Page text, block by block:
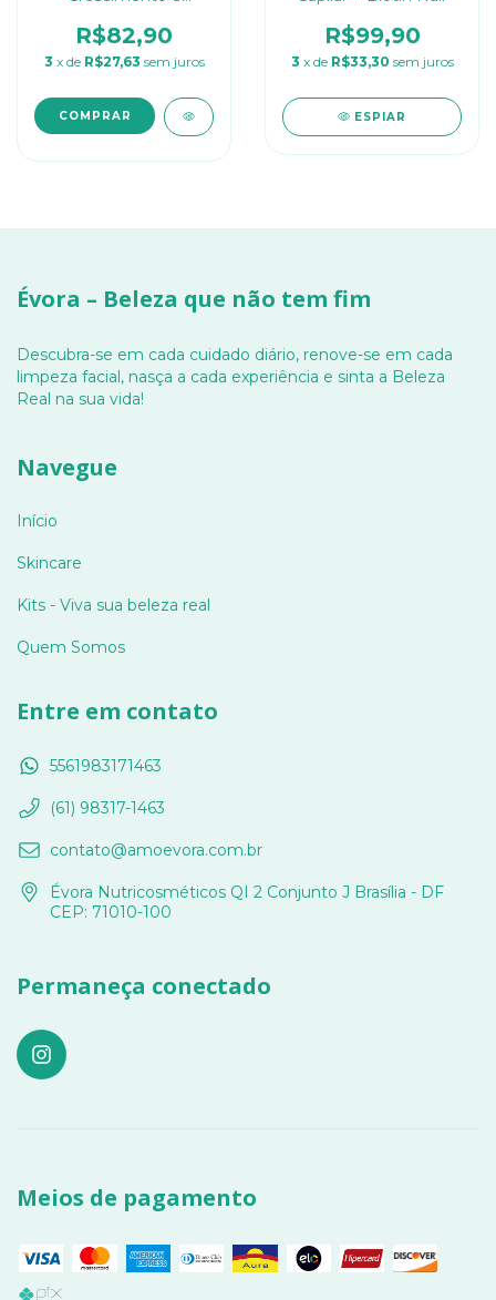
R$82,90
3 x de R$27,63 sem juros
R$99,90
3 x de R$33,30 sem juros
ESPIAR
Évora – Beleza que não tem fim
Descubra-se em cada cuidado diário, renove-se em cada
limpeza facial, nasça a cada experiência e sinta a Beleza
Real na sua vida!
Navegue
Início
Skincare
Kits - Viva sua beleza real
Quem Somos
Entre em contato
5561983171463
(61) 98317-1463
contato@amoevora.com.br
Évora Nutricosméticos QI 2 Conjunto J Brasília - DF
CEP: 71010-100
Permaneça conectado
Meios de pagamento